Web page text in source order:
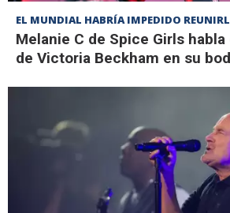
EL MUNDIAL HABRÍA IMPEDIDO
Melanie C de Spice Girls
de Victoria Beckham en su